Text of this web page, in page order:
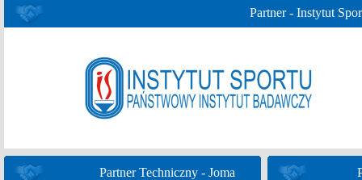
Partner - Instytut
Partner Techniczny - Joma